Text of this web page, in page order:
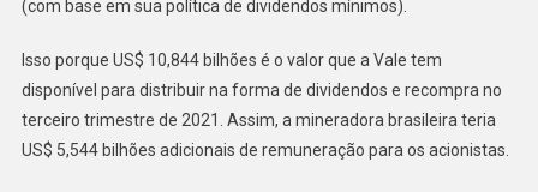
(com base em sua política de dividendos mínimos).
Isso porque US$ 10,844 bilhões é o valor que a Vale tem
disponível para distribuir na forma de dividendos e recompra no
terceiro trimestre de 2021. Assim, a mineradora brasileira teria
US$ 5,544 bilhões adicionais de remuneração para os acionistas.